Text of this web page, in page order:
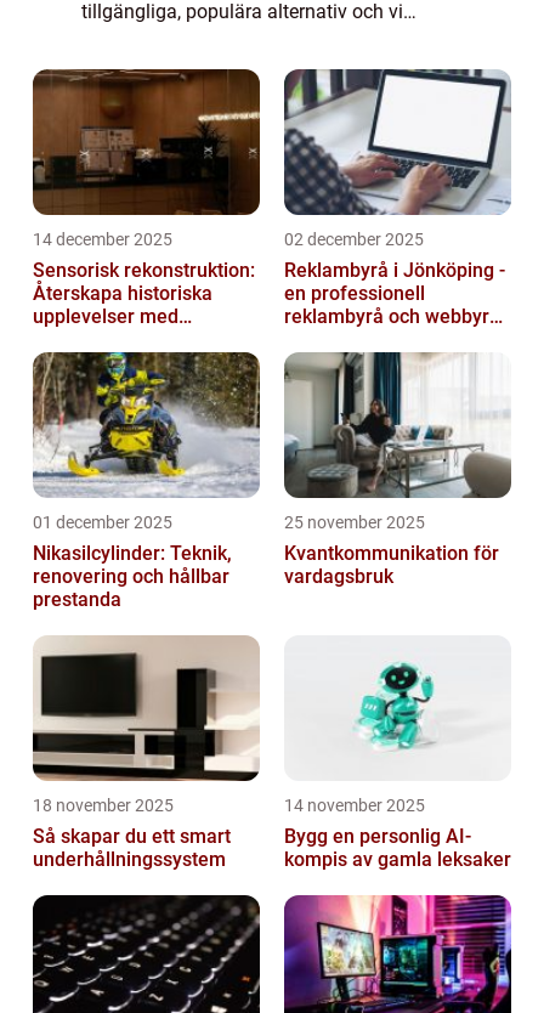
tillgängliga, populära alternativ och vi
från varandra och deras historiska utv...
14 december 2025
Sensorisk rekonstruktion:
Återskapa historiska
upplevelser med
02 december 2025
Reklambyrå i Jönköping -
en professionell
reklambyrå och webbyrå
kommunikati...
01 december 2025
Nikasilcylinder: Teknik,
renovering och hållbar
prestanda
25 november 2025
Kvantkommunikation för
vardagsbruk
18 november 2025
Så skapar du ett smart
underhållningssystem
14 november 2025
Bygg en personlig AI-
kompis av gamla leksaker